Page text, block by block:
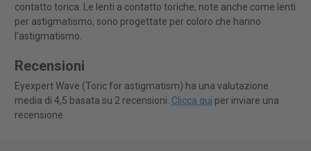
contatto torica. Le lenti a contatto toriche, note anche come lenti
per astigmatismo, sono progettate per coloro che hanno
l'astigmatismo.
Recensioni
Eyexpert Wave (Toric for astigmatism) ha una valutazione
media di 4,5 basata su 2 recensioni. Clicca qui per inviare una
recensione.